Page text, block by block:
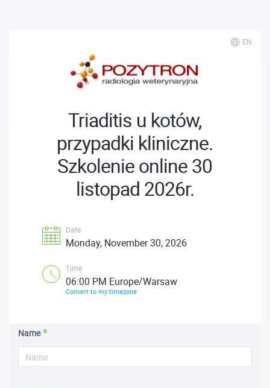
EN
Triaditis u kotów,
przypadki kliniczne.
Szkolenie online 30
listopad 2026r.
Date
Monday, November 30, 2026
Time
06:00 PM Europe/Warsaw
Convert to my timezone
Name